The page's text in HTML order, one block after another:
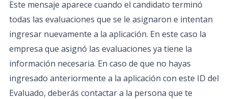
Este mensaje aparece cuando el candidato terminó
todas las evaluaciones que se le asignaron e intentan
ingresar nuevamente a la aplicación. En este caso la
empresa que asignó las evaluaciones ya tiene la
información necesaria. En caso de que no hayas
ingresado anteriormente a la aplicación con este ID del
Evaluado, deberás contactar a la persona que te